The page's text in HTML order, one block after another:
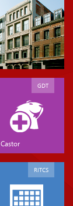
Castor
GDT
RITCS